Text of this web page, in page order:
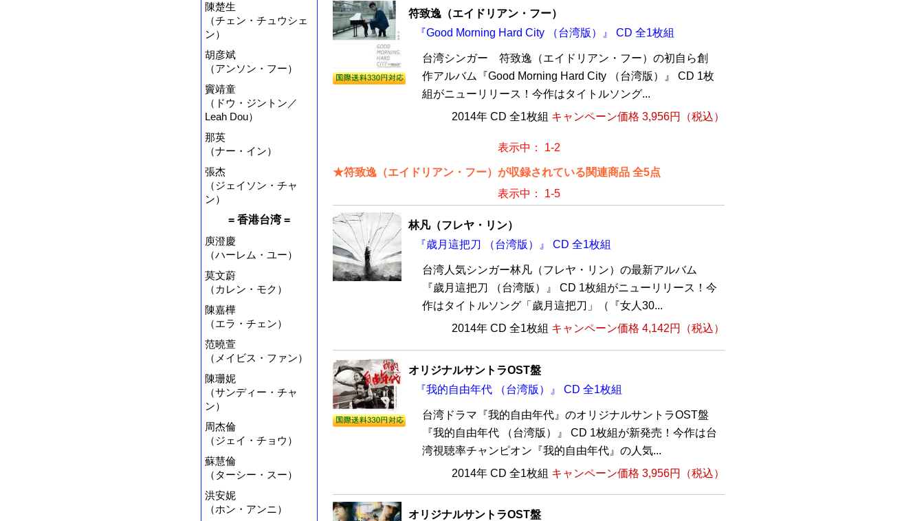
陳楚生
（チェン・チュウシェ
ン）
胡彦斌
（アンソン・フー）
竇靖童
（ドウ・ジントン／
Leah Dou）
那英
（ナー・イン）
張杰
（ジェイソン・チャ
ン）
= 香港台湾 =
庾澄慶
（ハーレム・ユー）
莫文蔚
（カレン・モク）
陳嘉樺
（エラ・チェン）
范曉萱
（メイビス・ファン）
陳珊妮
（サンディー・チャ
ン）
周杰倫
（ジェイ・チョウ）
蘇慧倫
（ターシー・スー）
洪安妮
（ホン・アンニ）
符致逸（エイドリアン・フー）
『Good Morning Hard City （台湾版）』 CD 全1枚組
台湾シンガー 符致逸（エイドリアン・フー）の初自ら創
作アルバム『Good Morning Hard City （台湾版）』 CD 1枚
組がニューリリース！今作はタイトルソング...
2014年 CD 全1枚組 キャンペーン価格 3,956円（税込）
表示中： 1-2
★符致逸（エイドリアン・フー）が収録されている関連商品 全5点
表示中： 1-5
林凡（フレヤ・リン）
『歳月這把刀 （台湾版）』 CD 全1枚組
台湾人気シンガー林凡（フレヤ・リン）の最新アルバム
『歲月這把刀 （台湾版）』 CD 1枚組がニューリリース！今
作はタイトルソング「歲月這把刀」（『女人30...
2014年 CD 全1枚組 キャンペーン価格 4,142円（税込）
オリジナルサントラOST盤
『我的自由年代 （台湾版）』 CD 全1枚組
台湾ドラマ『我的自由年代』のオリジナルサントラOST盤
『我的自由年代 （台湾版）』 CD 1枚組が新発売！今作は台
湾視聴率チャンピオン『我的自由年代』の人気...
2014年 CD 全1枚組 キャンペーン価格 3,956円（税込）
オリジナルサントラOST盤